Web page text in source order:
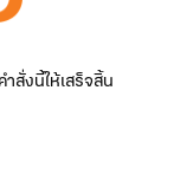
สั่งนี้ให้เสร็จสิ้น